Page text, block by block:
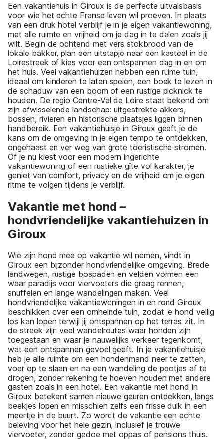
Een vakantiehuis in Giroux is de perfecte uitvalsbasis
voor wie het echte Franse leven wil proeven. In plaats
van een druk hotel verblijf je in je eigen vakantiewoning,
met alle ruimte en vrijheid om je dag in te delen zoals jij
wilt. Begin de ochtend met vers stokbrood van de
lokale bakker, plan een uitstapje naar een kasteel in de
Loirestreek of kies voor een ontspannen dag in en om
het huis. Veel vakantiehuizen hebben een ruime tuin,
ideaal om kinderen te laten spelen, een boek te lezen in
de schaduw van een boom of een rustige picknick te
houden. De regio Centre-Val de Loire staat bekend om
zijn afwisselende landschap: uitgestrekte akkers,
bossen, rivieren en historische plaatsjes liggen binnen
handbereik. Een vakantiehuisje in Giroux geeft je de
kans om de omgeving in je eigen tempo te ontdekken,
ongehaast en ver weg van grote toeristische stromen.
Of je nu kiest voor een modern ingerichte
vakantiewoning of een rustieke gîte vol karakter, je
geniet van comfort, privacy en de vrijheid om je eigen
ritme te volgen tijdens je verblijf.
Vakantie met hond –
hondvriendelijke vakantiehuizen in
Giroux
Wie zijn hond mee op vakantie wil nemen, vindt in
Giroux een bijzonder hondvriendelijke omgeving. Brede
landwegen, rustige bospaden en velden vormen een
waar paradijs voor viervoeters die graag rennen,
snuffelen en lange wandelingen maken. Veel
hondvriendelijke vakantiewoningen in en rond Giroux
beschikken over een omheinde tuin, zodat je hond veilig
los kan lopen terwijl jij ontspannen op het terras zit. In
de streek zijn veel wandelroutes waar honden zijn
toegestaan en waar je nauwelijks verkeer tegenkomt,
wat een ontspannen gevoel geeft. In je vakantiehuisje
heb je alle ruimte om een hondenmand neer te zetten,
voer op te slaan en na een wandeling de pootjes af te
drogen, zonder rekening te hoeven houden met andere
gasten zoals in een hotel. Een vakantie met hond in
Giroux betekent samen nieuwe geuren ontdekken, langs
beekjes lopen en misschien zelfs een frisse duik in een
meertje in de buurt. Zo wordt de vakantie een echte
beleving voor het hele gezin, inclusief je trouwe
viervoeter, zonder gedoe met oppas of pensions thuis.